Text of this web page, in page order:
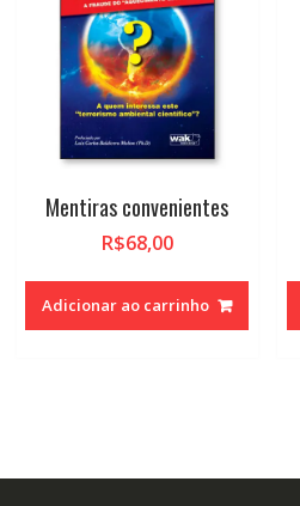
Mentiras convenientes
R$68,00
Adicionar ao carrinho